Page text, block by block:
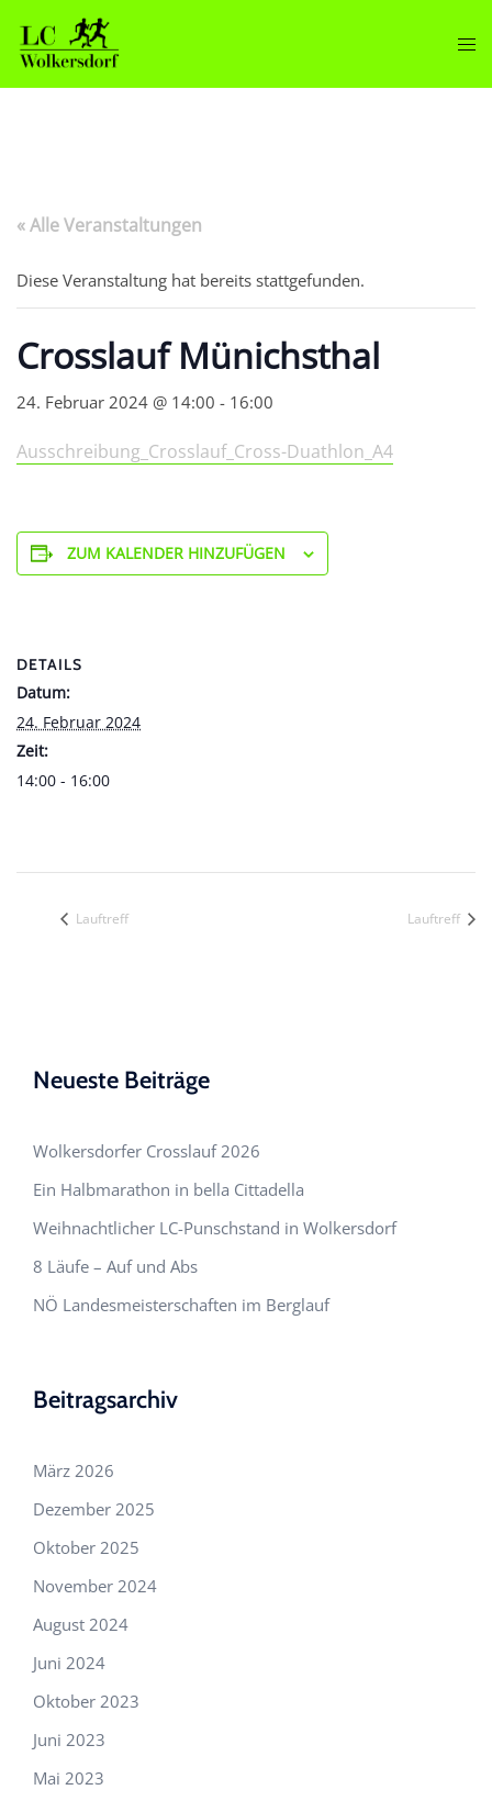
Inhalt
springen
« Alle Veranstaltungen
Diese Veranstaltung hat bereits stattgefunden.
Crosslauf Münichsthal
24. Februar 2024 @ 14:00 - 16:00
Ausschreibung_Crosslauf_Cross-Duathlon_A4
ZUM KALENDER HINZUFÜGEN
DETAILS
Datum:
24. Februar 2024
Zeit:
14:00 - 16:00
Lauftreff Lauftreff
Neueste Beiträge
Wolkersdorfer Crosslauf 2026
Ein Halbmarathon in bella Cittadella
Weihnachtlicher LC-Punschstand in Wolkersdorf
8 Läufe – Auf und Abs
NÖ Landesmeisterschaften im Berglauf
Beitragsarchiv
März 2026
Dezember 2025
Oktober 2025
November 2024
August 2024
Juni 2024
Oktober 2023
Juni 2023
Mai 2023